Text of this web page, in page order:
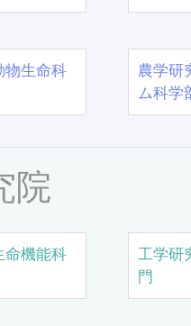
生命科
農学
ム科学
院
機能科
工学研
門